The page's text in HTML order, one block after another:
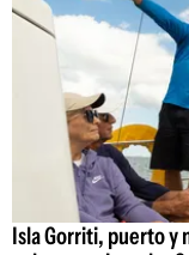
Isla Gorriti, puerto y